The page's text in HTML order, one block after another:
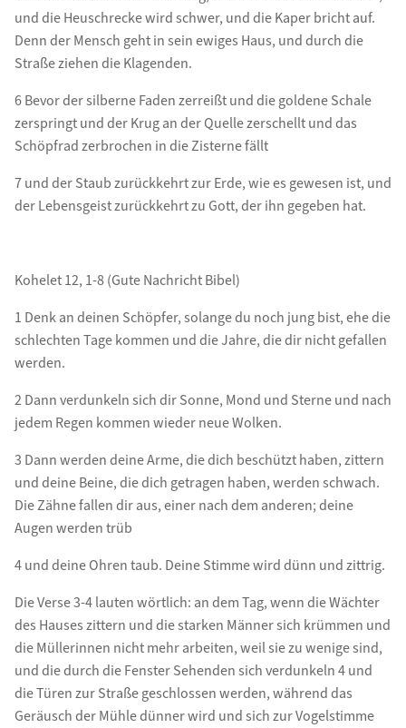
und die Heuschrecke wird schwer, und die Kaper bricht auf.
Denn der Mensch geht in sein ewiges Haus, und durch die
Straße ziehen die Klagenden.
6 Bevor der silberne Faden zerreißt und die goldene Schale
zerspringt und der Krug an der Quelle zerschellt und das
Schöpfrad zerbrochen in die Zisterne fällt
7 und der Staub zurückkehrt zur Erde, wie es gewesen ist, und
der Lebensgeist zurückkehrt zu Gott, der ihn gegeben hat.
Kohelet 12, 1-8 (Gute Nachricht Bibel)
1 Denk an deinen Schöpfer, solange du noch jung bist, ehe die
schlechten Tage kommen und die Jahre, die dir nicht gefallen
werden.
2 Dann verdunkeln sich dir Sonne, Mond und Sterne und nach
jedem Regen kommen wieder neue Wolken.
3 Dann werden deine Arme, die dich beschützt haben, zittern
und deine Beine, die dich getragen haben, werden schwach.
Die Zähne fallen dir aus, einer nach dem anderen; deine
Augen werden trüb
4 und deine Ohren taub. Deine Stimme wird dünn und zittrig.
Die Verse 3-4 lauten wörtlich: an dem Tag, wenn die Wächter
des Hauses zittern und die starken Männer sich krümmen und
die Müllerinnen nicht mehr arbeiten, weil sie zu wenige sind,
und die durch die Fenster Sehenden sich verdunkeln 4 und
die Türen zur Straße geschlossen werden, während das
Geräusch der Mühle dünner wird und sich zur Vogelstimme